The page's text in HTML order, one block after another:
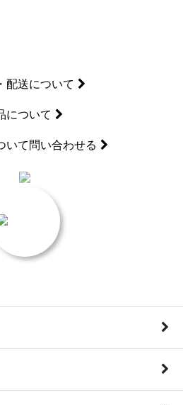
配送について
について
いて問い合わせる